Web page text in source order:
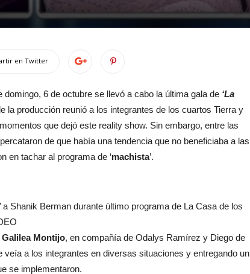
en Twitter
6 de octubre se llevó a cabo la última gala de ‘La
la producción reunió a los integrantes de los cuartos Tierra y
que dejó este reality show. Sin embargo, entre las
de que había una tendencia que no beneficiaba a las
en tachar al programa de ‘machista’.
a Shanik Berman durante último programa de La Casa de los
Galilea Montijo, en compañía de Odalys Ramírez y Diego de
a los integrantes en diversas situaciones y entregando un
se implementaron.